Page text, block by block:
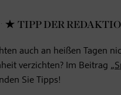
auch an heißen Tagen
verzichten? Im Beitrag „
Sie Tipps!